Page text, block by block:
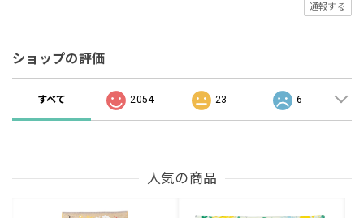
通報する
ショップの評価
すべて 2054 23 6
人気の商品